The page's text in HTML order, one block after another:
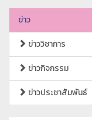
ข่าว
ข่าววิชาการ
ข่าวกิจกรรม
ข่าวประชาสัมพันธ์